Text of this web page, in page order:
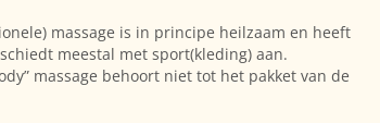
massage is in principe heilzaam en heeft
meestal met sport(kleding) aan.
massage behoort niet tot het pakket van de